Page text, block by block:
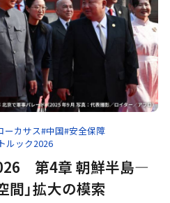
ーカサス#中国#安全保障
ルック2026
第4章 朝鮮半島—
間」拡大の模索